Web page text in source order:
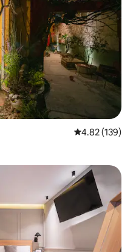
औसत रेटिंग 5 में से
4.82 (139)